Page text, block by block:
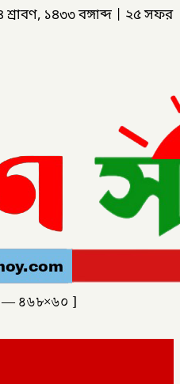
শ্রাবণ, ১৪৩৩ বঙ্গাব্দ
২৫ সফর
— ৪৬৮×৬০ ]